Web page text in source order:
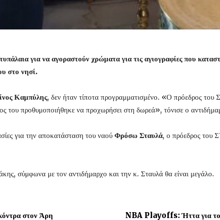
για να αγοραστούν χρώματα για τις αγιογραφίες που
στο νησί.
Καμπύλης, δεν ήταν τίποτα προγραμματισμένο. «Ο πρόεδρος του
του προθυμοποιήθηκε να προχωρήσει στη δωρεά», τόνισε ο
για την αποκατάσταση του ναού Φρόσω Σταυλά, ο πρόεδρος του
σύμφωνα με τον αντιδήμαρχο και την κ. Σταυλά θα είναι μεγάλο.
στον Άρη NBA Playoffs: Ήττα για